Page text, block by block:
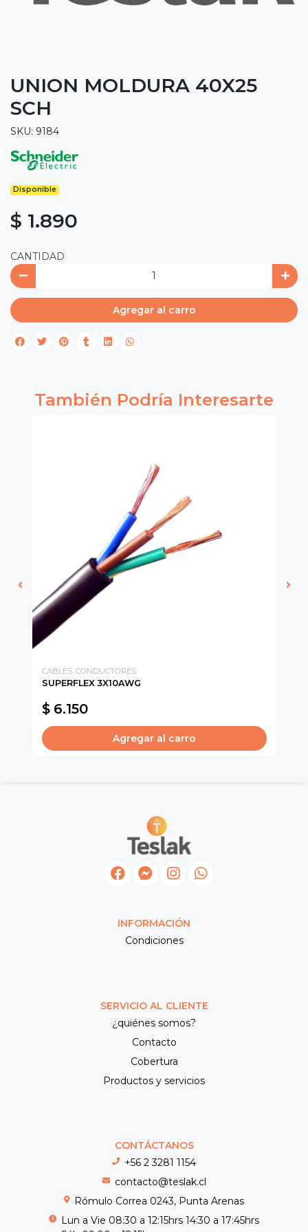
UNION MOLDURA 40X25
SCH
SKU: 9184
Disponible
$ 1.890
CANTIDAD
Agregar al carro
También Podría Interesarte
CABLES. CONDUCTORES
SUPERFLEX 3X10AWG
$ 6.150
Agregar al carro
INFORMACIÓN
Condiciones
SERVICIO AL CLIENTE
¿quiénes somos?
Contacto
Cobertura
Productos y servicios
CONTÁCTANOS
+56 2 3281 1154
contacto@teslak.cl
Rómulo Correa 0243, Punta Arenas
Lun a Vie 08:30 a 12:15hrs 14:30 a 17:45hrs